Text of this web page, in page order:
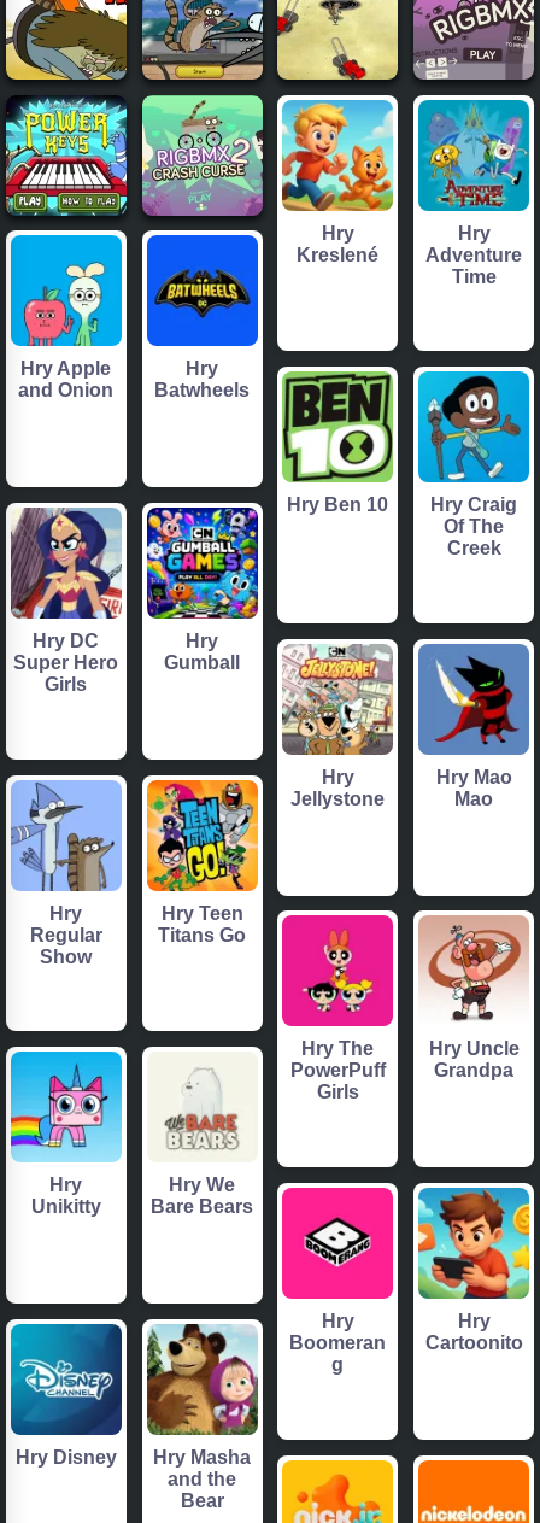
Hry
Kreslené
Hry
Adventure
Time
Hry Apple
and Onion
Hry
Batwheels
Hry Ben 10
Hry Craig
Of The
Creek
Hry DC
Super Hero
Girls
Hry
Gumball
Hry
Jellystone
Hry Mao
Mao
Hry
Regular
Show
Hry Teen
Titans Go
Hry The
PowerPuff
Girls
Hry Uncle
Grandpa
Hry
Unikitty
Hry We
Bare Bears
Hry
Boomeran
g
Hry
Cartoonito
Hry Disney
Hry Masha
and the
Bear